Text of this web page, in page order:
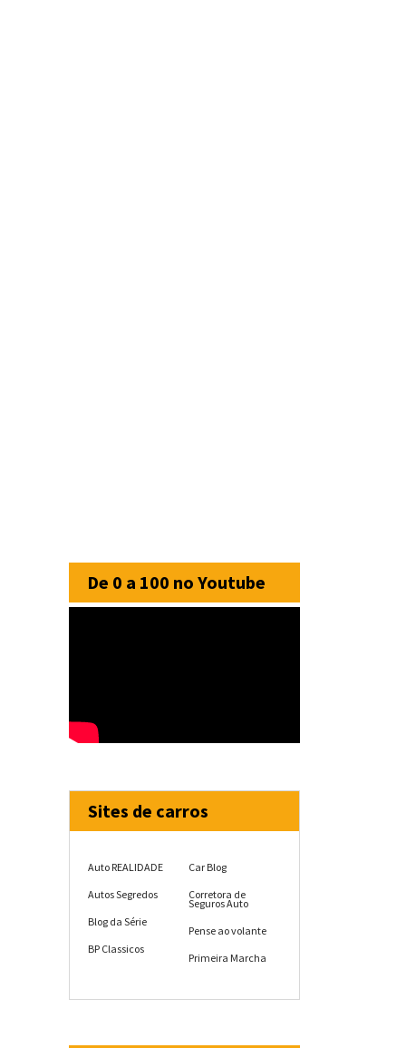
De 0 a 100 no Youtube
Sites de carros
Auto REALIDADE
Autos Segredos
Blog da Série
BP Classicos
Car Blog
Corretora de
Seguros Auto
Pense ao volante
Primeira Marcha